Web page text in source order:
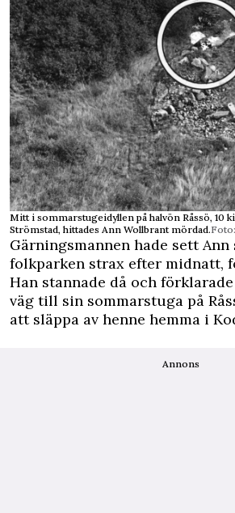
Mitt i sommarstugeidyllen på halvön Råssö, 10
Strömstad, hittades Ann Wollbrant mördad.
Gärningsmannen hade sett
folkparken strax efter midnatt,
Han stannade då och
väg till sin sommarstuga på
att släppa av henne hemma i
Annons